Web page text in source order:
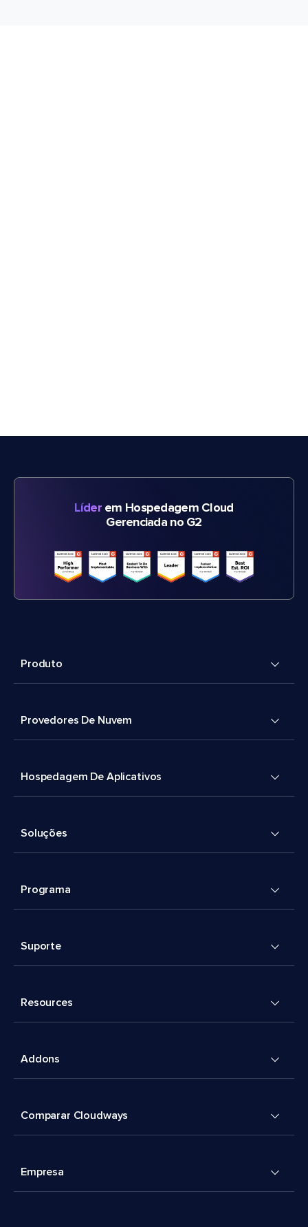
Líderem Hospedagem Cloud
Gerenciada no G2
Produto
Provedores De Nuvem
Hospedagem De Aplicativos
Soluções
Programa
Suporte
Resources
Addons
Comparar Cloudways
Empresa